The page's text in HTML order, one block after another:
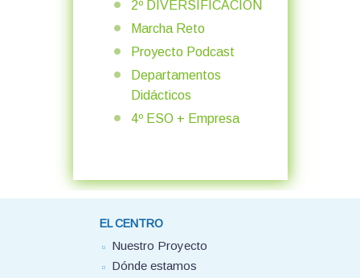
2º DIVERSIFICACIÓN
Marcha Reto
Proyecto Podcast
Departamentos
Didácticos
4º ESO + Empresa
EL CENTRO
Nuestro Proyecto
Dónde estamos